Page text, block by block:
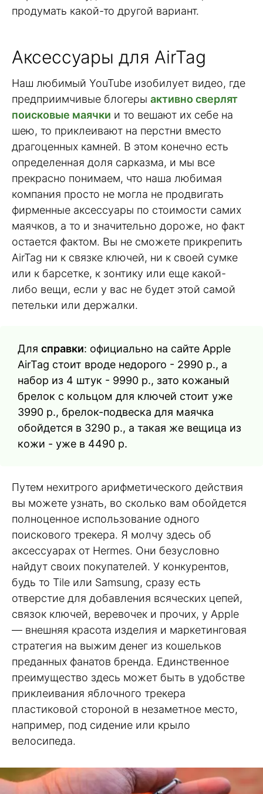
продумать какой-то другой вариант.
Аксессуары для AirTag
Наш любимый YouTube изобилует видео, где
предприимчивые блогеры активно сверлят
поисковые маячки и то вешают их себе на
шею, то приклеивают на перстни вместо
драгоценных камней. В этом конечно есть
определенная доля сарказма, и мы все
прекрасно понимаем, что наша любимая
компания просто не могла не продвигать
фирменные аксессуары по стоимости самих
маячков, а то и значительно дороже, но факт
остается фактом. Вы не сможете прикрепить
AirTag ни к связке ключей, ни к своей сумке
или к барсетке, к зонтику или еще какой-
либо вещи, если у вас не будет этой самой
петельки или держалки.
Для справки: официально на сайте Apple
AirTag стоит вроде недорого - 2990 р., а
набор из 4 штук - 9990 р., зато кожаный
брелок с кольцом для ключей стоит уже
3990 р., брелок-подвеска для маячка
обойдется в 3290 р., а такая же вещица из
кожи - уже в 4490 р.
Путем нехитрого арифметического действия
вы можете узнать, во сколько вам обойдется
полноценное использование одного
поискового трекера. Я молчу здесь об
аксессуарах от Hermes. Они безусловно
найдут своих покупателей. У конкурентов,
будь то Tile или Samsung, сразу есть
отверстие для добавления всяческих цепей,
связок ключей, веревочек и прочих, у Apple
— внешняя красота изделия и маркетинговая
стратегия на выжим денег из кошельков
преданных фанатов бренда. Единственное
преимущество здесь может быть в удобстве
приклеивания яблочного трекера
пластиковой стороной в незаметное место,
например, под сидение или крыло
велосипеда.